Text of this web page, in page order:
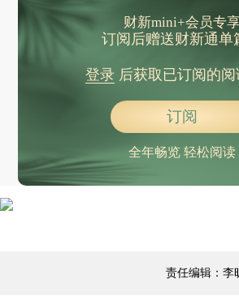
财新mini+会员专
订阅后赠送财新通单
登录后获取已订阅的阅
订阅
全年畅览 轻松阅读
责任编辑：李